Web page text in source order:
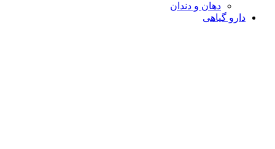
دهان و دندان
دارو گیاهی